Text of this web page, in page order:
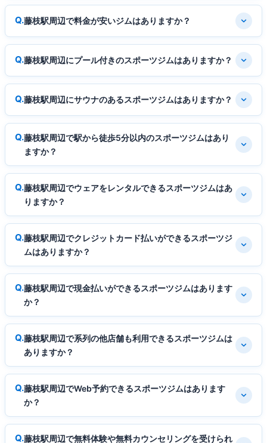
藤枝駅周辺で料金が安いジムはありますか？
藤枝駅周辺にプール付きのスポーツジムはありますか？
藤枝駅周辺にサウナのあるスポーツジムはありますか？
藤枝駅周辺で駅から徒歩5分以内のスポーツジムはあり
ますか？
藤枝駅周辺でウェアをレンタルできるスポーツジムはあ
りますか？
藤枝駅周辺でクレジットカード払いができるスポーツジ
ムはありますか？
藤枝駅周辺で現金払いができるスポーツジムはあります
か？
藤枝駅周辺で系列の他店舗も利用できるスポーツジムは
ありますか？
藤枝駅周辺でWeb予約できるスポーツジムはあります
か？
藤枝駅周辺で無料体験や無料カウンセリングを受けられ